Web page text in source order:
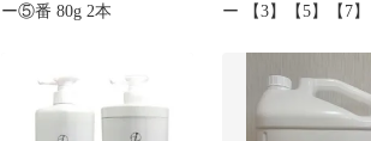
ー⑤番 80g 2本
ー 【3】【5】【7】